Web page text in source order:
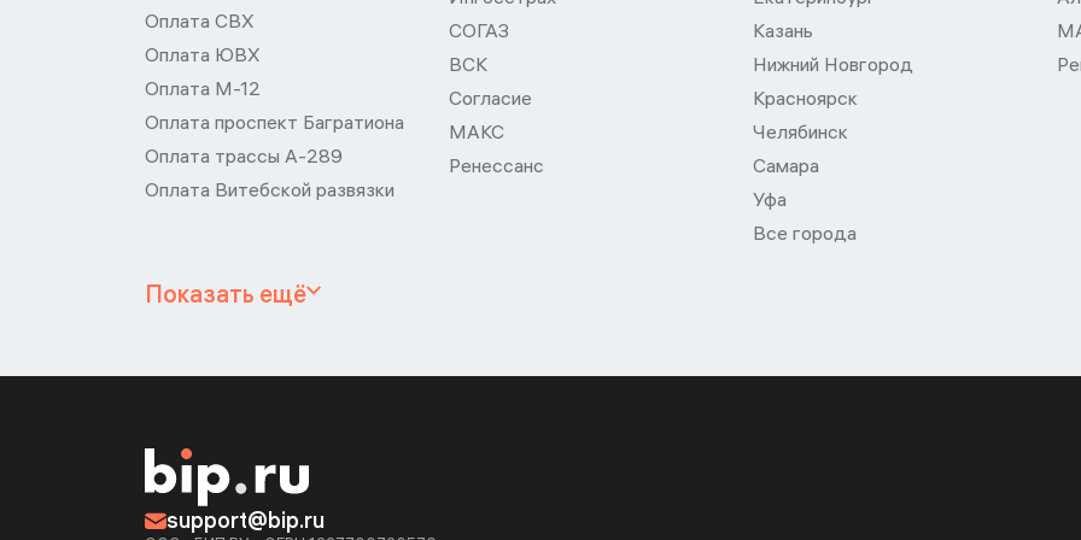
Оплата СВХ
Оплата ЮВХ
Оплата М-12
Оплата проспект Багратиона
Оплата трассы А-289
Оплата Витебской развязки
СОГАЗ
ВСК
Согласие
МАКС
Ренессанс
Казань
Нижний Новгород
Красноярск
Челябинск
Самара
Уфа
Все города
Показать ещё
support@bip.ru